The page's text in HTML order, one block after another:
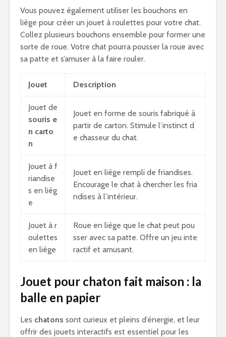
Vous pouvez également utiliser les bouchons en
liège pour créer un jouet à roulettes pour votre chat.
Collez plusieurs bouchons ensemble pour former une
sorte de roue. Votre chat pourra pousser la roue avec
sa patte et s’amuser à la faire rouler.
Jouet Description
Jouet de
souris e
n carto
n
Jouet en forme de souris fabriqué à
partir de carton. Stimule l’instinct d
e chasseur du chat.
Jouet à f
riandise
s en lièg
e
Jouet en liège rempli de friandises.
Encourage le chat à chercher les fria
ndises à l’intérieur.
Jouet à r
oulettes
en liège
Roue en liège que le chat peut pou
sser avec sa patte. Offre un jeu inte
ractif et amusant.
Jouet pour chaton fait maison : la
balle en papier
Les chatons sont curieux et pleins d’énergie, et leur
offrir des jouets interactifs est essentiel pour les